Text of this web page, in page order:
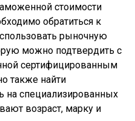
стоимости
обратиться к
рыночную
можно подтвердить с
сертифицированным
также найти
на специализированных
возраст, марку и